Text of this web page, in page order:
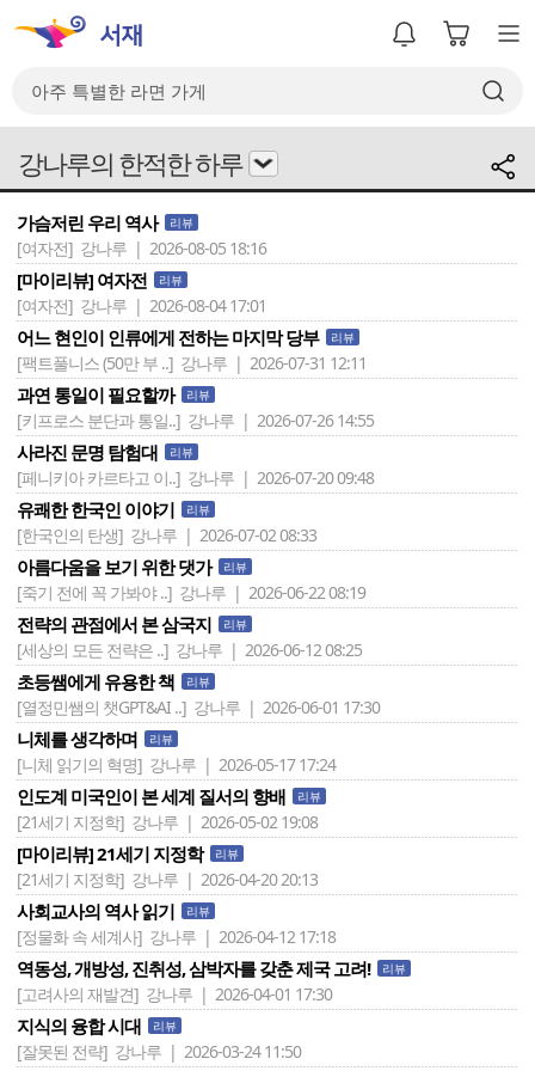
강나루의 한적한 하루
가슴저린 우리 역사 리뷰
[여자전] 강나루 | 2026-08-05 18:16
[마이리뷰] 여자전 리뷰
[여자전] 강나루 | 2026-08-04 17:01
어느 현인이 인류에게 전하는 마지막 당부 리뷰
[팩트풀니스 (50만 부 ..] 강나루 | 2026-07-31 12:11
과연 통일이 필요할까 리뷰
[키프로스 분단과 통일..] 강나루 | 2026-07-26 14:55
사라진 문명 탐험대 리뷰
[페니키아 카르타고 이..] 강나루 | 2026-07-20 09:48
유쾌한 한국인 이야기 리뷰
[한국인의 탄생] 강나루 | 2026-07-02 08:33
아름다움을 보기 위한 댓가 리뷰
[죽기 전에 꼭 가봐야 ..] 강나루 | 2026-06-22 08:19
전략의 관점에서 본 삼국지 리뷰
[세상의 모든 전략은 ..] 강나루 | 2026-06-12 08:25
초등쌤에게 유용한 책 리뷰
[열정민쌤의 챗GPT&AI ..] 강나루 | 2026-06-01 17:30
니체를 생각하며 리뷰
[니체 읽기의 혁명] 강나루 | 2026-05-17 17:24
인도계 미국인이 본 세계 질서의 향배 리뷰
[21세기 지정학] 강나루 | 2026-05-02 19:08
[마이리뷰] 21세기 지정학 리뷰
[21세기 지정학] 강나루 | 2026-04-20 20:13
사회교사의 역사 읽기 리뷰
[정물화 속 세계사] 강나루 | 2026-04-12 17:18
역동성, 개방성, 진취성, 삼박자를 갖춘 제국 고려! 리뷰
[고려사의 재발견] 강나루 | 2026-04-01 17:30
지식의 융합 시대 리뷰
[잘못된 전략] 강나루 | 2026-03-24 11:50